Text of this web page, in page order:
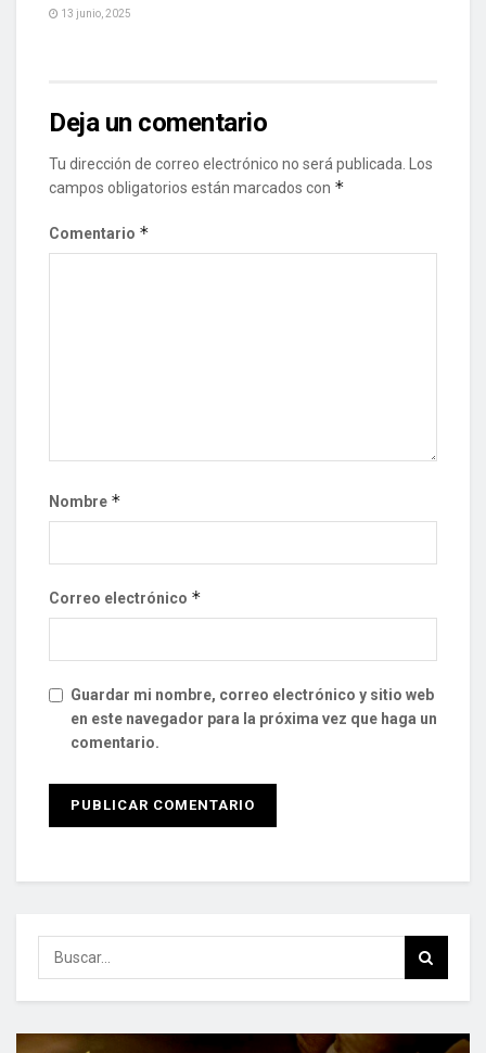
13 junio, 2025
Deja un comentario
Tu dirección de correo electrónico no será publicada.
Los
campos obligatorios están marcados con *
Comentario *
Nombre *
Correo electrónico *
Guardar mi nombre, correo electrónico y sitio web
en este navegador para la próxima vez que haga un
comentario.